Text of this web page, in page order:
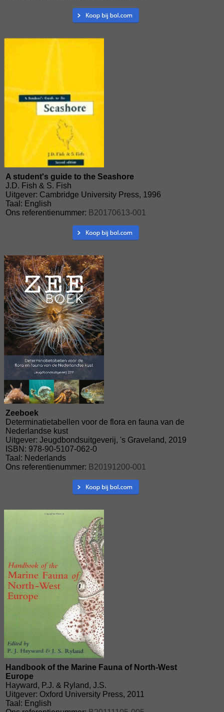
A student's guide to the Seashore
J.D. Fish & S. Fish
Uitgever: Cambridge University Press, 1996
Taal: English
Ons referentienummer: B20170613-001
Zeeboek
Determinatietabellen voor de flora en fauna van de
Nederlandse kust
Uitgever: Jeugdbondsuitgeverij, 's Graveland, 2019
ISBN: 978-90-5107-062-0
Taal: Nederlands
Ons referentienummer: B20191200-001
Handbook of the Marine Fauna of North-West
Europe
Hayward, P.J. & Ryland, J.S.
Uitgever: Oxford University Press, 2011
Taal: English